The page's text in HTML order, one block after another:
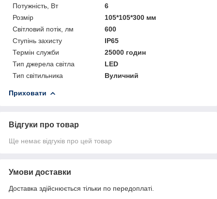
Потужність, Вт
6
Розмір
105*105*300 мм
Світловий потік, лм
600
Ступінь захисту
IP65
Термін служби
25000 годин
Тип джерела світла
LED
Тип світильника
Вуличний
Приховати
Відгуки про товар
Ще немає відгуків про цей товар
Умови доставки
Доставка здійснюється тільки по передоплаті.